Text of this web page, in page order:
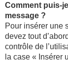
Comment puis-
message ?
Pour insérer une
devez tout
contrôle de
la case « Insérer